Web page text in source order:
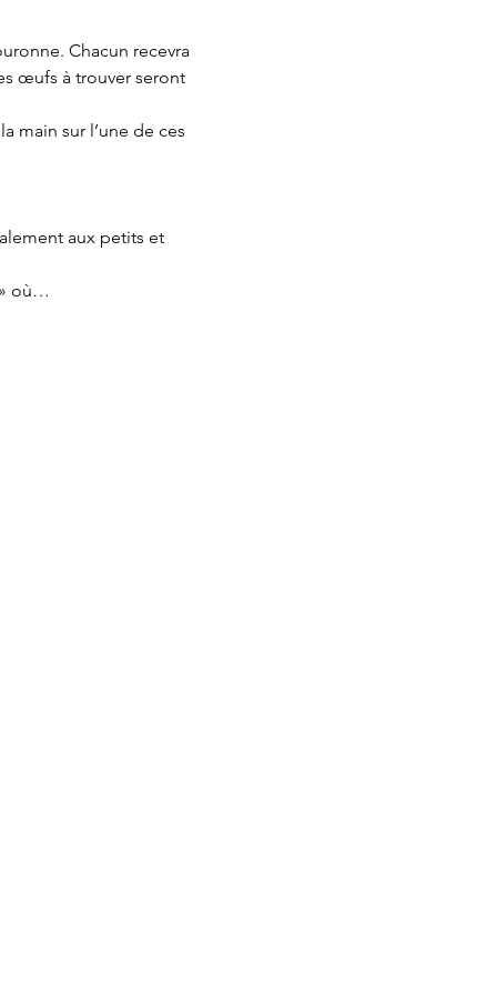
Chacun recevra
œufs à trouver seront
main sur l’une de ces
aux petits et
où…